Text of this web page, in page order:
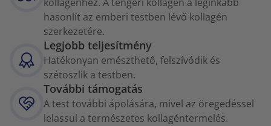
hasonlít az emberi testben lévő kollagén
szerkezetére.
Legjobb teljesítmény
Hatékonyan emészthető, felszívódik és
szétoszlik a testben.
További támogatás
A test további ápolására, mivel az öregedéssel
lelassul a természetes kollagéntermelés.